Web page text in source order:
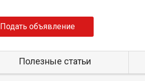
Подать объявление
Полезные статьи